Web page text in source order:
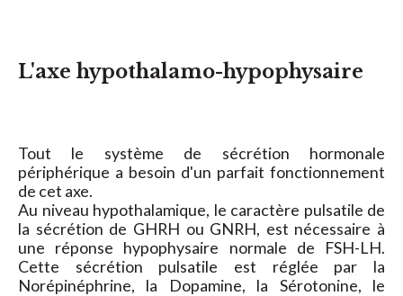
L'axe hypothalamo-hypophysaire
Tout le système de sécrétion hormonale
périphérique a besoin d'un parfait fonctionnement
de cet axe.
Au niveau hypothalamique, le caractère pulsatile de
la sécrétion de GHRH ou GNRH, est nécessaire à
une réponse hypophysaire normale de FSH-LH.
Cette sécrétion pulsatile est réglée par la
Norépinéphrine, la Dopamine, la Sérotonine, le